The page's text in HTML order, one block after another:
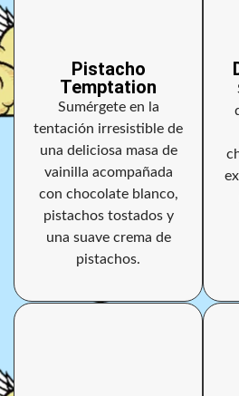
Pistacho
Temptation
Sumérgete en la
tentación irresistible de
una deliciosa masa de
vainilla acompañada
con chocolate blanco,
pistachos tostados y
una suave crema de
pistachos.